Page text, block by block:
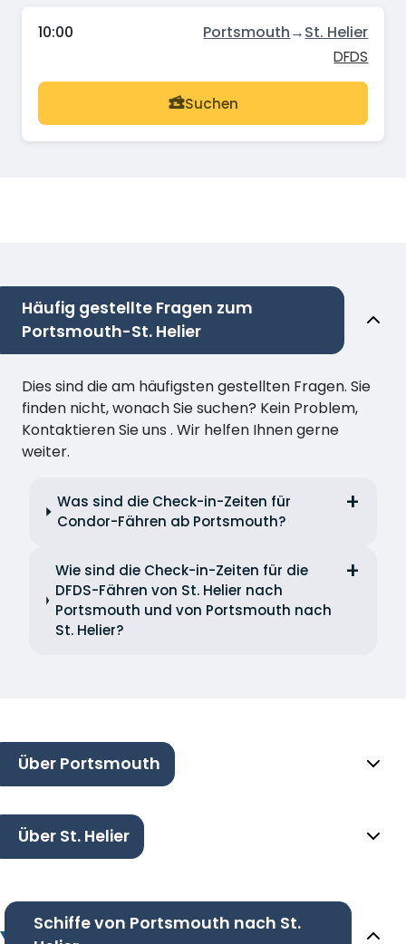
10:00 Portsmouth→St. Helier
DFDS
Suchen
Häufig gestellte Fragen zum
Portsmouth-St. Helier
Dies sind die am häufigsten gestellten Fragen. Sie
finden nicht, wonach Sie suchen? Kein Problem,
Kontaktieren Sie uns . Wir helfen Ihnen gerne
weiter.
Was sind die Check-in-Zeiten für
Condor-Fähren ab Portsmouth?
Wie sind die Check-in-Zeiten für die
DFDS-Fähren von St. Helier nach
Portsmouth und von Portsmouth nach
St. Helier?
Über Portsmouth
Über St. Helier
Schiffe von Portsmouth nach St.